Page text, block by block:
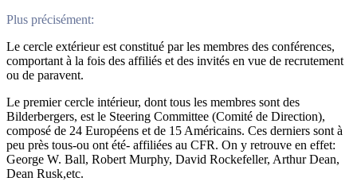
Plus précisément:
Le cercle extérieur est constitué par les membres des conférences,
comportant à la fois des affiliés et des invités en vue de recrutement
ou de paravent.
Le premier cercle intérieur, dont tous les membres sont des
Bilderbergers, est le Steering Committee (Comité de Direction),
composé de 24 Européens et de 15 Américains. Ces derniers sont à
peu près tous-ou ont été- affiliées au CFR. On y retrouve en effet:
George W. Ball, Robert Murphy, David Rockefeller, Arthur Dean,
Dean Rusk,etc.